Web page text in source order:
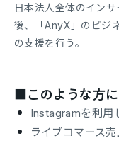
日本法人全体のイン
後、「AnyX」のビジ
の支援を行う。
■このような方
Instagramを利用
ライブコマース